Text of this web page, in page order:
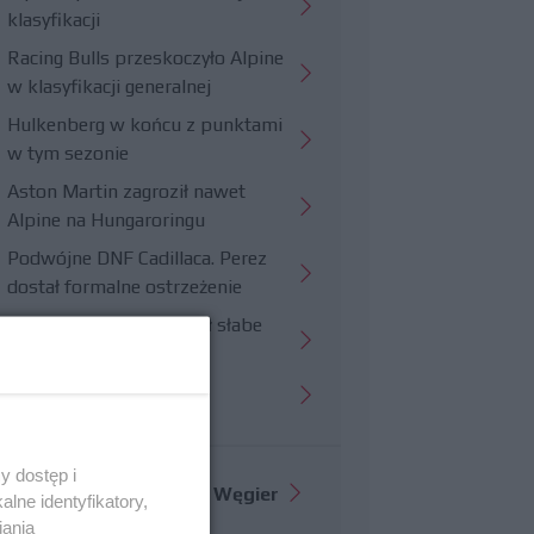
klasyfikacji
Racing Bulls przeskoczyło Alpine
w klasyfikacji generalnej
Hulkenberg w końcu z punktami
w tym sezonie
Aston Martin zagroził nawet
Alpine na Hungaroringu
Podwójne DNF Cadillaca. Perez
dostał formalne ostrzeżenie
Hungaroring potwierdził słabe
Więcej informacji o GP Węgier
dostęp i
identyfikatory,